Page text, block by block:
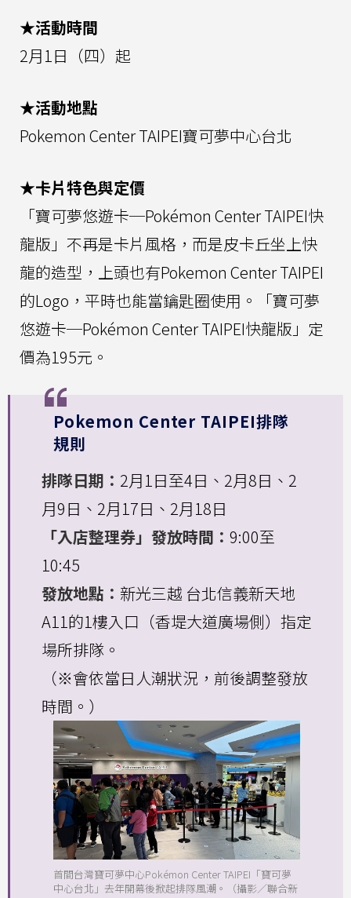
★活動時間
2月1日（四）起
★活動地點
Pokemon Center TAIPEI寶可夢中心台北
★卡片特色與定價
「寶可夢悠遊卡─Pokémon Center TAIPEI快
龍版」不再是卡片風格，而是皮卡丘坐上快
龍的造型，上頭也有Pokemon Center TAIPEI
的Logo，平時也能當鑰匙圈使用。「寶可夢
悠遊卡─Pokémon Center TAIPEI快龍版」定
價為195元。
Pokemon Center TAIPEI排隊
規則
排隊日期： 2月1日至4日、2月8日、2
月9日、2月17日、2月18日
「入店整理券」發放時間： 9:00至
10:45
發放地點： 新光三越 台北信義新天地
A11的1樓入口（香堤大道廣場側）指定
場所排隊。
（※會依當日人潮狀況，前後調整發放
時間。）
首間台灣寶可夢中心Pokémon Center TAIPEI「寶可夢
中心台北」去年開幕後掀起排隊風潮。（攝影／聯合新